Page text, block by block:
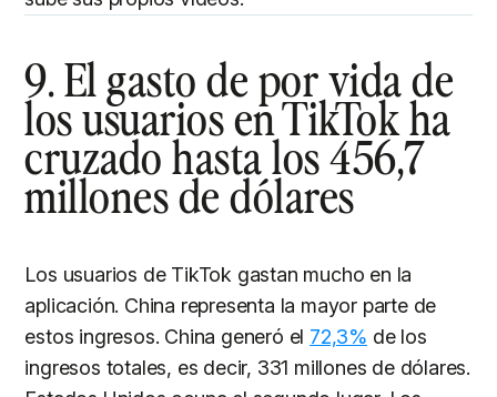
9. El gasto de por vida de
los usuarios en TikTok ha
cruzado hasta los 456,7
millones de dólares
Los usuarios de TikTok gastan mucho en la
aplicación. China representa la mayor parte de
estos ingresos. China generó el 72,3% de los
ingresos totales, es decir, 331 millones de dólares.